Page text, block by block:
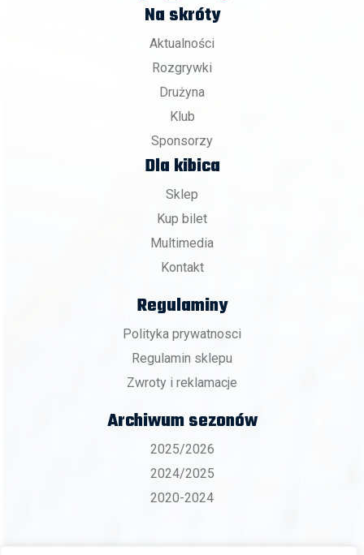
Na skróty
Aktualności
Rozgrywki
Drużyna
Klub
Sponsorzy
Dla kibica
Sklep
Kup bilet
Multimedia
Kontakt
Regulaminy
Polityka prywatnosci
Regulamin sklepu
Zwroty i reklamacje
Archiwum sezonów
2025/2026
2024/2025
2020-2024